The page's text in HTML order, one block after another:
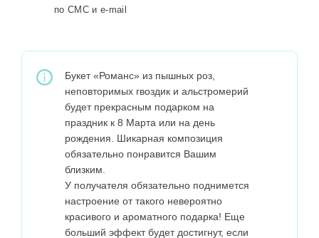
по СМС и e-mail
Букет «Романс» из пышных роз,
неповторимых гвоздик и альстромерий
будет прекрасным подарком на
праздник к 8 Марта или на день
рождения. Шикарная композиция
обязательно понравится Вашим
близким.
У получателя обязательно поднимется
настроение от такого невероятно
красивого и ароматного подарка! Еще
больший эффект будет достигнут, если